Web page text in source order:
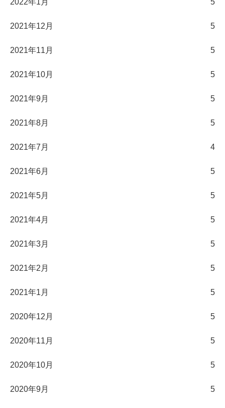
2021年12月 5
2021年11月 5
2021年10月 5
2021年9月 5
2021年8月 5
2021年7月 4
2021年6月 5
2021年5月 5
2021年4月 5
2021年3月 5
2021年2月 5
2021年1月 5
2020年12月 5
2020年11月 5
2020年10月 5
2020年9月 5